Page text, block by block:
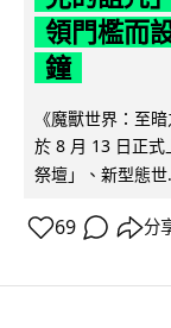
領門檻而
鐘
《魔獸世界：至
於 8 月 13 日正式
祭壇」、新型態世
69 分